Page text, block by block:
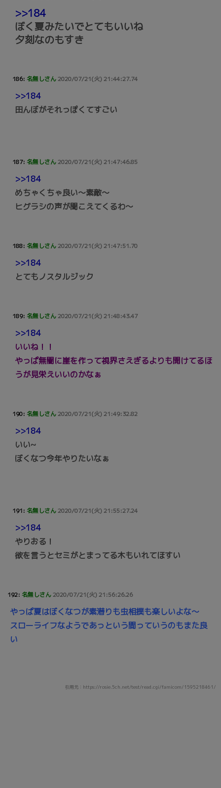
>>184
ぼく夏みたいでとてもいいね
夕刻なのもすき
186: 名無しさん2020/07/21(火) 21:44:27.74
>>184
田んぼがそれっぽくてすごい
187: 名無しさん2020/07/21(火) 21:47:46.85
>>184
めちゃくちゃ良い～素敵～
ヒグラシの声が聞こえてくるわ～
188: 名無しさん2020/07/21(火) 21:47:51.70
>>184
とてもノスタルジック
189: 名無しさん2020/07/21(火) 21:48:43.47
>>184
いいね！！
やっぱ無闇に崖を作って視界さえぎるよりも開けてるほ
うが見栄えいいのかなぁ
190: 名無しさん2020/07/21(火) 21:49:32.82
>>184
いい~
ぼくなつ今年やりたいなぁ
191: 名無しさん2020/07/21(火) 21:55:27.24
>>184
やりおる！
欲を言うとセミがとまってる木もいれてほすい
192: 名無しさん2020/07/21(火) 21:56:26.26
やっぱ夏はぼくなつが素潜りも虫相撲も楽しいよな～
スローライフなようであっという間っていうのもまた良
い
引用元：https://rosie.5ch.net/test/read.cgi/famicom/1595218461/